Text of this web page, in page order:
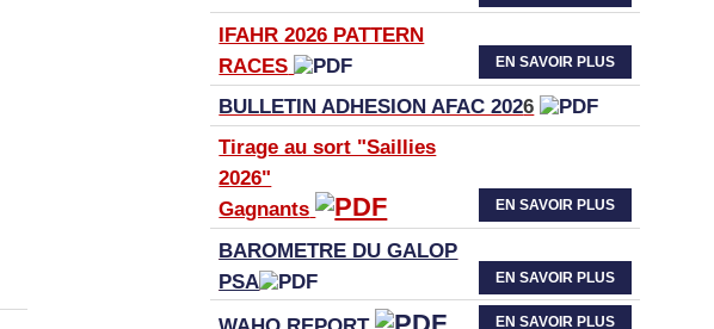
IFAHR 2026 PATTERN
RACES
EN SAVOIR PLUS
BULLETIN ADHESION AFAC 2026
Tirage au sort "Saillies
2026"
Gagnants
EN SAVOIR PLUS
BAROMETRE DU GALOP
PSA
EN SAVOIR PLUS
EN SAVOIR PLUS